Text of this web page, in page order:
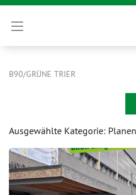
B90/GRÜNE TRIER
Ausgewählte Kategorie: